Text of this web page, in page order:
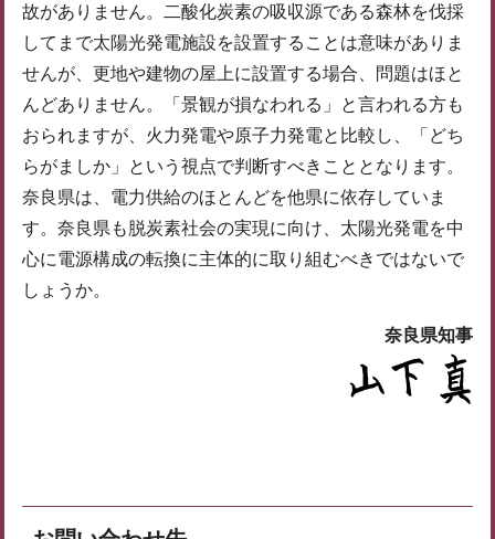
故がありません。二酸化炭素の吸収源である森林を伐採
してまで太陽光発電施設を設置することは意味がありま
せんが、更地や建物の屋上に設置する場合、問題はほと
んどありません。「景観が損なわれる」と言われる方も
おられますが、火力発電や原子力発電と比較し、「どち
らがましか」という視点で判断すべきこととなります。
奈良県は、電力供給のほとんどを他県に依存していま
す。奈良県も脱炭素社会の実現に向け、太陽光発電を中
心に電源構成の転換に主体的に取り組むべきではないで
しょうか。
奈良県知事